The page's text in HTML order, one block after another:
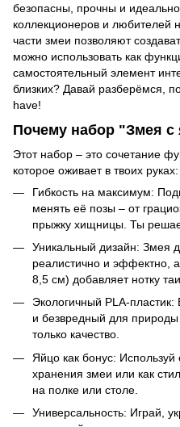
безопасны, прочны и
коллекционеров и любителей
части змеи позволяют
можно использовать как
самостоятельный элемент
близких? Давай разберёмся,
have!
Почему набор "Змея с
Этот набор – это сочетание
которое оживает в твоих руках:
Гибкость на максимум:
менять её позы – от
прыжку хищницы. Ты
Уникальный дизайн: Змея
реалистично и эффектно,
8,5 см) добавляет нотку
Экологичный PLA-
и безвредный для природы
только качество.
Яйцо как бонус: Используй
хранения змеи или как
на полке или столе.
Универсальность: Играй,